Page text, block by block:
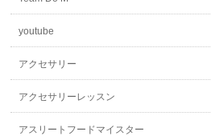
youtube
アクセサリー
アクセサリーレッスン
アスリートフードマイスター